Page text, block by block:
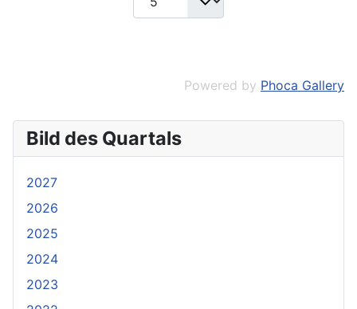
Bild des Quartals
2027
2026
2025
2024
2023
Powered by Phoca Gallery